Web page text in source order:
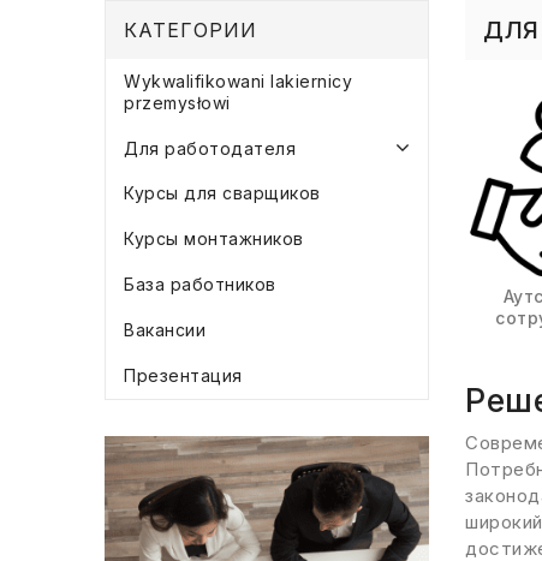
КАТЕГОРИИ
Wykwalifikowani lakiernicy
przemysłowi
Для работодателя
Курсы для сварщиков
Курсы монтажников
База работников
Вакансии
Презентация
ДЛЯ